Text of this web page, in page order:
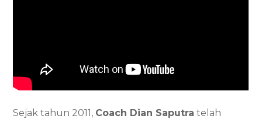
Sejak tahun 2011, Coach Dian Saputra telah